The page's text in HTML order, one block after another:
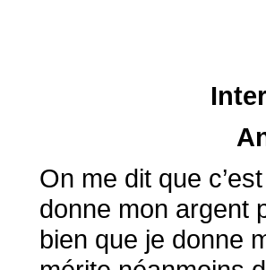
On me dit que
donne mon argent
bien que je donne